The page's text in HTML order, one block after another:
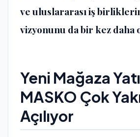
ve uluslararası iş
vizyonunu da bir kez daha
Yeni Mağaza
MASKO Çok
Açılıyor